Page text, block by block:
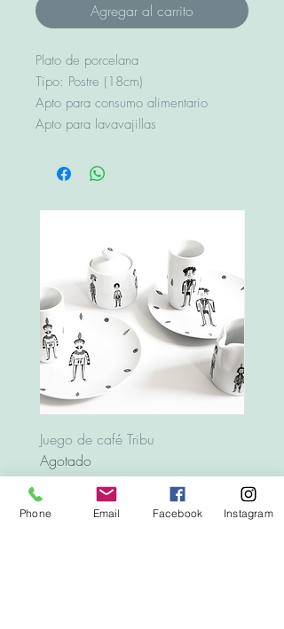
Agregar al carrito
Plato de porcelana
Tipo: Postre (18cm)
Apto para consumo alimentario
Apto para lavavajillas
Juego de café Tribu
Agotado
Phone Email Facebook Instagram